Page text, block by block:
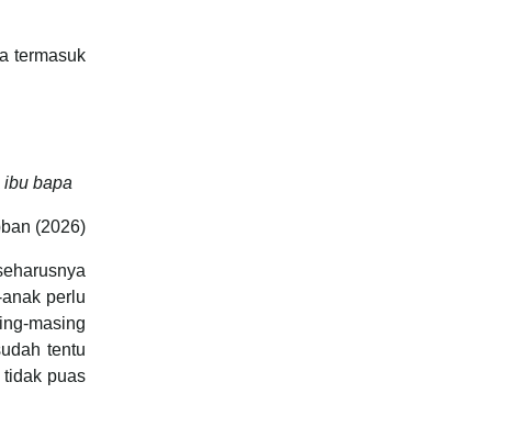
termasuk
bapa
(2026)
perlu
masing
tentu
puas